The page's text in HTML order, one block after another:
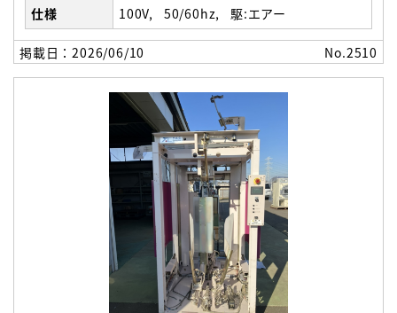
仕様
100V 50/60hz 駆:エアー
掲載日：2026/06/10 No.2510